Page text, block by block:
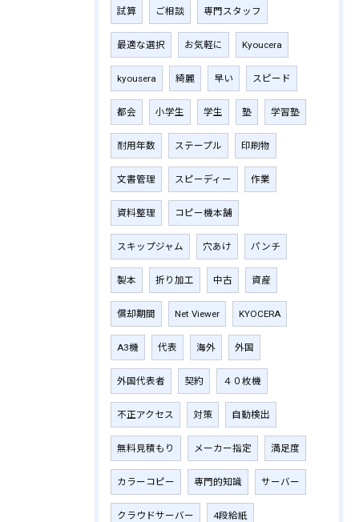
試算 ご相談 専門スタッフ
最適な選択 お気軽に Kyoucera
kyousera 綺麗 早い スピード
都会 小学生 学生 塾 学習塾
耐用年数 ステープル 印刷物
文書管理 スピーディー 作業
資料整理 コピー機本舗
スキップジャム 穴あけ パンチ
製本 折り加工 中古 資産
償却期間 Net Viewer KYOCERA
A3機 代表 海外 外国
外国代表者 契約 ４０枚機
不正アクセス 対策 自動検出
無料見積もり メーカー指定 満足度
カラーコピー 専門的知識 サーバー
クラウドサーバー 4段給紙